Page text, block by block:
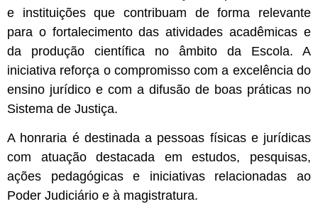
e instituições que contribuam de forma relevante
para o fortalecimento das atividades acadêmicas e
da produção científica no âmbito da Escola. A
iniciativa reforça o compromisso com a excelência do
ensino jurídico e com a difusão de boas práticas no
Sistema de Justiça.
A honraria é destinada a pessoas físicas e jurídicas
com atuação destacada em estudos, pesquisas,
ações pedagógicas e iniciativas relacionadas ao
Poder Judiciário e à magistratura.